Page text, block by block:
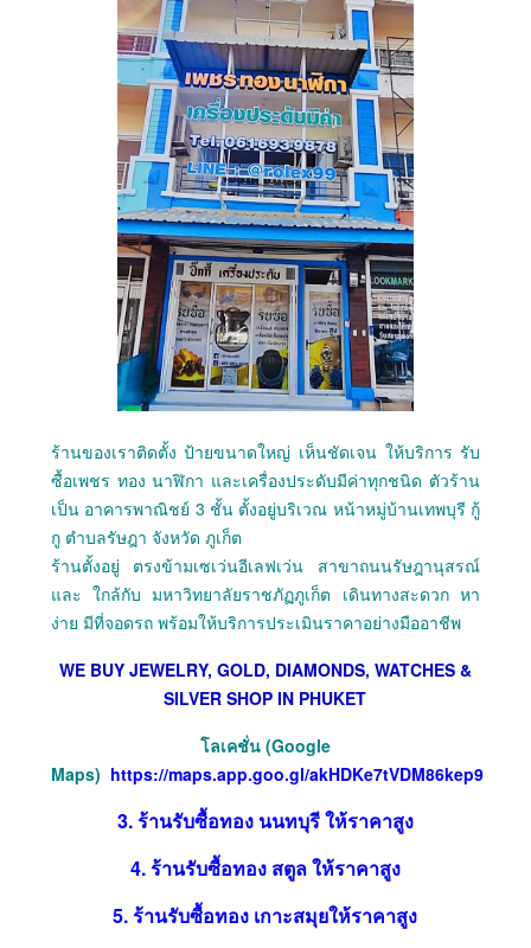
ร้านของเราติดตั้ง ป้ายขนาดใหญ่ เห็นชัดเจน ให้บริการ รับ
ซื้อเพชร ทอง นาฬิกา และเครื่องประดับมีค่าทุกชนิด ตัวร้าน
เป็น อาคารพาณิชย์ 3 ชั้น ตั้งอยู่บริเวณ หน้าหมู่บ้านเทพบุรี กู้
กู ตำบลรัษฎา จังหวัด ภูเก็ต
ร้านตั้งอยู่ ตรงข้ามเซเว่นอีเลฟเว่น สาขาถนนรัษฎานุสรณ์
และ ใกล้กับ มหาวิทยาลัยราชภัฏภูเก็ต เดินทางสะดวก หา
ง่าย มีที่จอดรถ พร้อมให้บริการประเมินราคาอย่างมืออาชีพ
WE BUY JEWELRY, GOLD, DIAMONDS, WATCHES &
SILVER SHOP IN PHUKET
โลเคชั่น (Google
Maps) https://maps.app.goo.gl/akHDKe7tVDM86kep9
3. ร้านรับซื้อทอง นนทบุรี ให้ราคาสูง
4. ร้านรับซื้อทอง สตูล ให้ราคาสูง
5. ร้านรับซื้อทอง เกาะสมุยให้ราคาสูง